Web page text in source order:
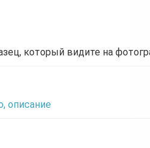
который видите на
описание